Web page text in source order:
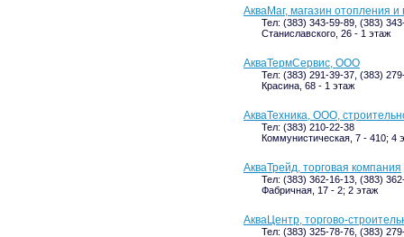
АкваМаг, магазин отопления
Тел: (383) 343-59-89, (383)
Станиславского, 26 - 1 этаж
АкваТермСервис, ООО
Тел: (383) 291-39-37, (383)
Красина, 68 - 1 этаж
АкваТехника, ООО,
Тел: (383) 210-22-38
Коммунистическая, 7 - 410; 4
АкваТрейд, торговая компания
Тел: (383) 362-16-13, (383)
Фабричная, 17 - 2; 2 этаж
АкваЦентр, торгово-
Тел: (383) 325-78-76, (383)